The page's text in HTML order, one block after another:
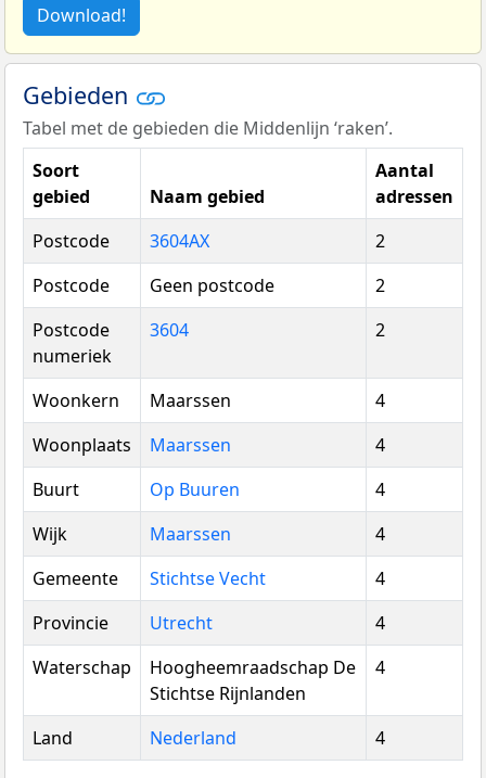
Download!
Gebieden
Tabel met de gebieden die Middenlijn ‘raken’.
Soort
gebied
Naam gebied
Aantal
adressen
Postcode
3604AX
2
Postcode
Geen postcode
2
Postcode
numeriek
3604 2
Woonkern Maarssen
4
Woonplaats
Maarssen
4
Buurt
Op Buuren
4
Wijk
Maarssen
4
Gemeente
Stichtse Vecht
4
Provincie
Utrecht
4
Waterschap
Hoogheemraadschap De
Stichtse Rijnlanden
4
Land Nederland 4